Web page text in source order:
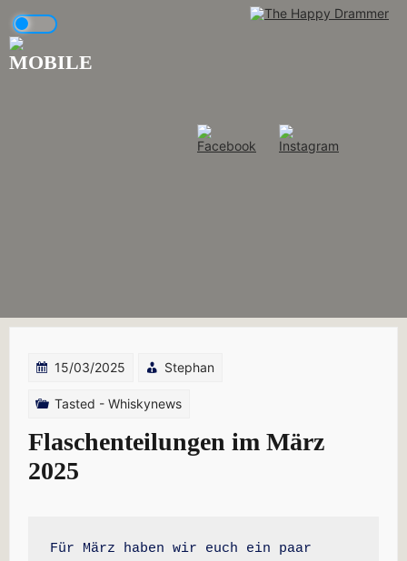
content
15/03/2025 Stephan
Tasted - Whiskynews
Flaschenteilungen im März
2025
Für März haben wir euch ein paar